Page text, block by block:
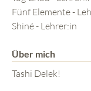
Fünf
Shiné - Lehrer:in
Über mich
Tashi Delek!